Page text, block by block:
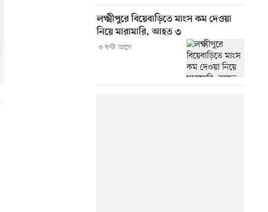
লক্ষ্মীপুরে বিয়েবাড়িতে মাংস কম দেওয়া
নিয়ে মারামারি, আহত ৩
৩ ঘণ্টা আগে